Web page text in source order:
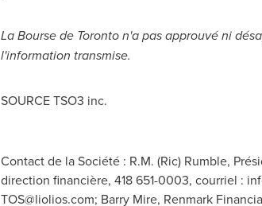
La Bourse de Toronton'a pas approuvé ni
l'information transmise.
SOURCE TSO3 inc.
Contact de la Société : R.M. (Ric) Rumble,
direction financière, 418 651-0003, courriel :
TOS@liolios.com; Barry Mire, Renmark